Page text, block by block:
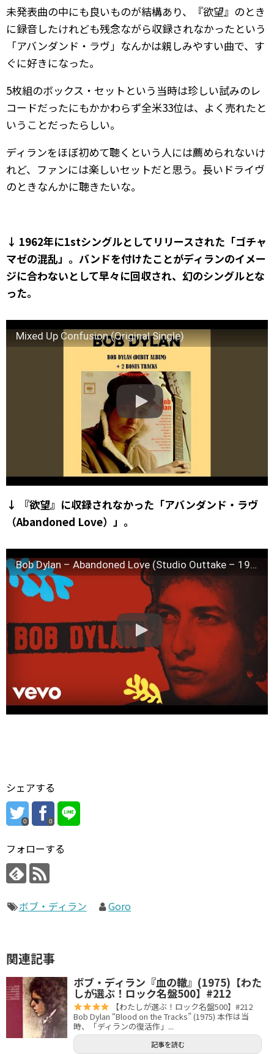
未発表曲の中にも良いものが結構あり、『欲望』のとき
に録音したけれども残念ながら収録されなかったという
「アバンダンド・ラヴ」なんかは親しみやすい曲で、す
ぐに好きになった。
5枚組のボックス・セットという当時は珍しい試みのレ
コードだったにもかかわらず全米33位は、よく売れたと
いうことだったらしい。
ディランをほぼ初めて聴くという人には薦められないけ
れど、ファンには楽しいセットだと思う。長いドライヴ
のときなんかに聴きたいな。
↓ 1962年に1stシングルとしてリリースされた「ゴチャ
マゼの混乱」。バンドを付けたことがディランのイメー
ジに合わないとして早々に回収され、幻のシングルとな
った。
Mixed Up Confusion (Original Single)
↓ 『欲望』に収録されなかった「アバンダンド・ラヴ
（Abandoned Love）」。
Bob Dylan – Abandoned Love (Studio Outtake – 1975 – Official Audio)
シェアする
0 0
フォローする
ボブ・ディラン Goro
関連記事
ボブ・ディラン『血の轍』(1975)【わた
しが選ぶ！ロック名盤500】#212
【わたしが選ぶ！ロック名盤500】#212
Bob Dylan “Blood on the Tracks” (1975) 本作は当
時、「ディランの復活作」...
記事を読む